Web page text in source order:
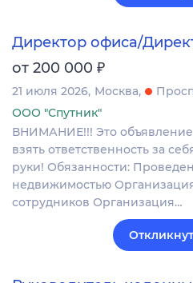
Директор офиса/
от 200 000 ₽
21 июля 2026 Москва
ООО "Спутник"
ВНИМАНИЕ!!! Это объявление
взять ответственность за
руки! Обязанности:
недвижимостью
сотрудников Организация…